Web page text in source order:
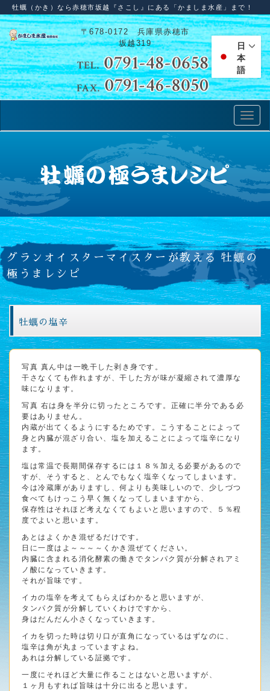
牡蠣（かき）なら赤穂市坂越『さこし』にある「かましま水産」まで！
〒678-0172 兵庫県赤穂市
坂越319
日
本
語
グランオイスターマイスターが教える 牡蠣の
極うまレシピ
牡蠣の塩辛
写真 真ん中は一晩干した剥き身です。
干さなくても作れますが、干した方が味が凝縮されて濃厚な
味になります。
写真 右は身を半分に切ったところです。正確に半分である必
要はありません。
内蔵が出てくるようにするためです。こうすることによって
身と内臓が混ざり合い、塩を加えることによって塩辛になり
ます。
塩は常温で長期間保存するには１８％加える必要があるので
すが、そうすると、とんでもなく塩辛くなってしまいます。
今は冷蔵庫がありますし、何よりも美味しいので、少しづつ
食べてもけっこう早く無くなってしまいますから、
保存性はそれほど考えなくてもよいと思いますので、５％程
度でよいと思います。
あとはよくかき混ぜるだけです。
日に一度はよ～～～～くかき混ぜてください。
内臓に含まれる消化酵素の働きでタンパク質が分解されアミ
ノ酸になっていきます。
それが旨味です。
イカの塩辛を考えてもらえばわかると思いますが、
タンパク質が分解していくわけですから、
身はだんだん小さくなっていきます。
イカを切った時は切り口が直角になっているはずなのに、
塩辛は角が丸まっていますよね。
あれは分解している証拠です。
一度にそれほど大量に作ることはないと思いますが、
１ヶ月もすれば旨味は十分に出ると思います。